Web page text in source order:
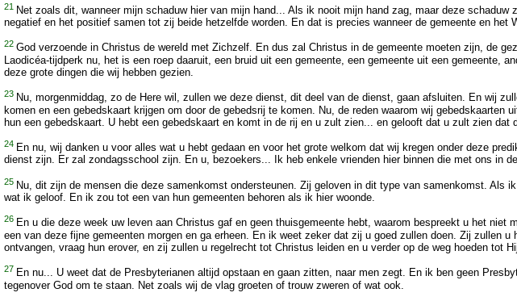
21 Net zoals dit, wanneer mijn schaduw hier van mijn hand... Als ik nooit mijn hand zag, maar deze
negatief en het positief samen tot zij beide hetzelfde worden. En dat is precies wanneer de gemeente en
22 God verzoende in Christus de wereld met Zichzelf. En dus zal Christus in de gemeente moeten zijn, de
Laodicéa-tijdperk nu, het is een roep daaruit, een bruid uit een gemeente, een gemeente uit een
deze grote dingen die wij hebben gezien.
23 Nu, morgenmiddag, zo de Here wil, zullen we deze dienst, dit deel van de dienst, gaan afsluiten. En wij
komen en een gebedskaart krijgen om door de gebedsrij te komen. Nu, de reden waarom wij
hun een gebedskaart. U hebt een gebedskaart en komt in de rij en u zult zien... en gelooft dat u zult zien dat
24 En nu, wij danken u voor alles wat u hebt gedaan en voor het grote welkom dat wij kregen onder deze
dienst zijn. Er zal zondagsschool zijn. En u, bezoekers... Ik heb enkele vrienden hier binnen die met ons in
25 Nu, dit zijn de mensen die deze samenkomst ondersteunen. Zij geloven in dit type van samenkomst.
wat ik geloof. En ik zou tot een van hun gemeenten behoren als ik hier woonde.
26 En u die deze week uw leven aan Christus gaf en geen thuisgemeente hebt, waarom bespreekt u het
een van deze fijne gemeenten morgen en ga erheen. En ik weet zeker dat zij u goed zullen doen. Zij zullen
ontvangen, vraag hun erover, en zij zullen u regelrecht tot Christus leiden en u verder op de weg hoeden tot
27 En nu... U weet dat de Presbyterianen altijd opstaan en gaan zitten, naar men zegt. En ik ben geen
tegenover God om te staan. Net zoals wij de vlag groeten of trouw zweren of wat ook.